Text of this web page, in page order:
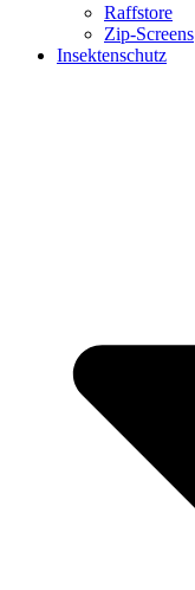
Raffstore
Zip-Screens
Insektenschutz